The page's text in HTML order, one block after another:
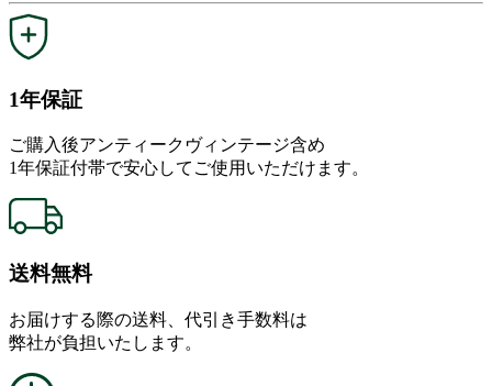
1年保証
ご購入後アンティークヴィンテージ含め
1年保証付帯で安心してご使用いただけます。
送料無料
お届けする際の送料、代引き手数料は
弊社が負担いたします。